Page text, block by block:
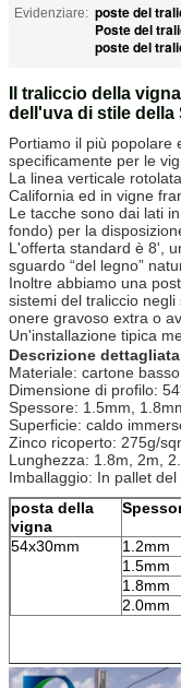
Evidenziare: poste del
Poste del
poste del
Il traliccio della
dell'uva di stile della
Portiamo il più popolare
specificamente per le
La linea verticale
California ed in vigne
Le tacche sono dai lati
fondo) per la
L'offerta standard è 8',
sguardo “del legno”
Inoltre abbiamo una
sistemi del traliccio
onere gravoso extra o
Un'installazione tipica
Descrizione dettagliata
Materiale: cartone
Dimensione di profilo:
Spessore: 1.5mm,
Superficie: caldo
Zinco ricoperto: 275g/
Lunghezza: 1.8m, 2m,
Imballaggio: In pallet
posta della
vigna
54x30mm
1.2mm
1.5mm
1.8mm
2.0mm